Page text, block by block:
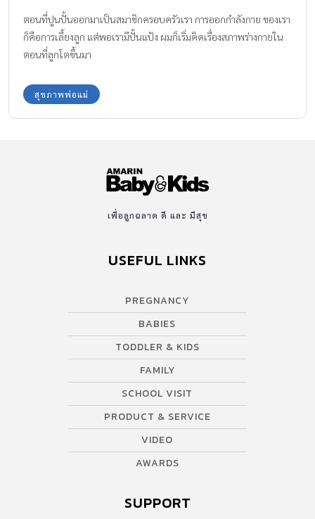
ตอนที่ปูนปั้นออกมาเป็นสมาชิกครอบครัวเรา การออกกำลังกาย ของเรา
ก็คือการเลี้ยงลูก แต่พอเรามีปั้นแป้ง ผมก็เริ่มคิดเรื่องสภาพร่างกายใน
ตอนที่ลูกโตขึ้นมา
สุขภาพพ่อแม่
เพื่อลูกฉลาด ดี และ มีสุข
USEFUL LINKS
PREGNANCY
BABIES
TODDLER & KIDS
FAMILY
SCHOOL VISIT
PRODUCT & SERVICE
VIDEO
AWARDS
SUPPORT